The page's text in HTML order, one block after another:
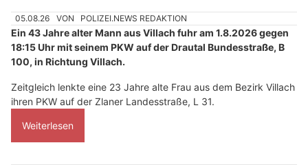
05.08.26 VON POLIZEI.NEWS REDAKTION
Ein 43 Jahre alter Mann aus Villach fuhr am 1.8.2026 gegen
18:15 Uhr mit seinem PKW auf der Drautal Bundesstraße, B
100, in Richtung Villach.
Zeitgleich lenkte eine 23 Jahre alte Frau aus dem Bezirk Villach
ihren PKW auf der Zlaner Landesstraße, L 31.
Weiterlesen